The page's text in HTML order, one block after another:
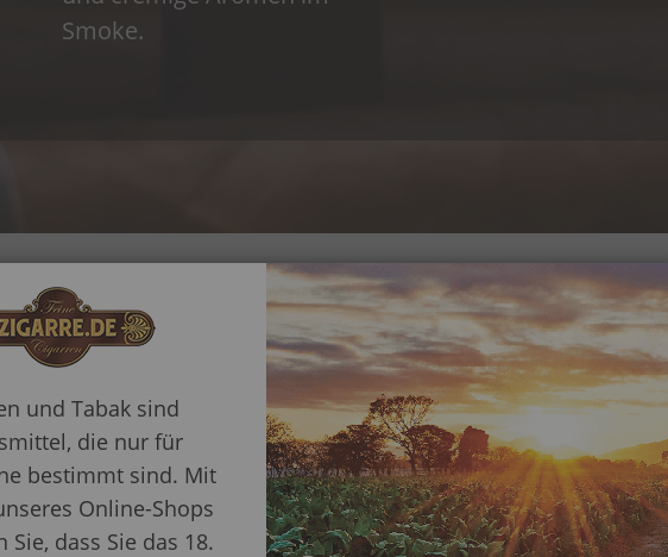
Smoke.
präsentiert sich
Leder- und
von einer
Karamell und
nichts falsch
von 25 bis 30
Daten & Fakten
Mehr
Information
Herkunftsland
Marke
und Tabak sind
die nur für
bestimmt sind. Mit
Online-Shops
Sie, dass Sie das 18.